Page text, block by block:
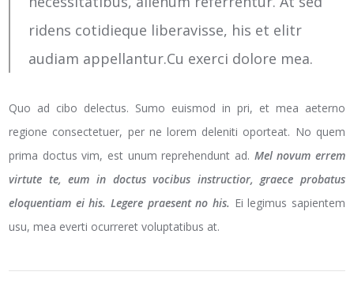
ridens cotidieque liberavisse, his et elitr
audiam appellantur.Cu exerci dolore mea.
Quo ad cibo delectus. Sumo euismod in pri, et mea aeterno
regione consectetuer, per ne lorem deleniti oporteat. No quem
prima doctus vim, est unum reprehendunt ad. Mel novum errem
virtute te, eum in doctus vocibus instructior, graece probatus
eloquentiam ei his. Legere praesent no his. Ei legimus sapientem
usu, mea everti ocurreret voluptatibus at.